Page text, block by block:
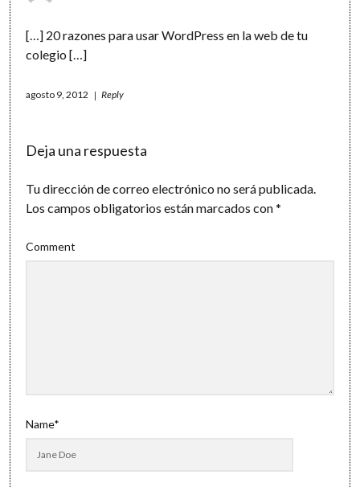
[…] 20 razones para usar WordPress en la web de tu
colegio […]
agosto 9, 2012 Reply
Deja una respuesta
Tu dirección de correo electrónico no será publicada.
Los campos obligatorios están marcados con*
Comment
Name*